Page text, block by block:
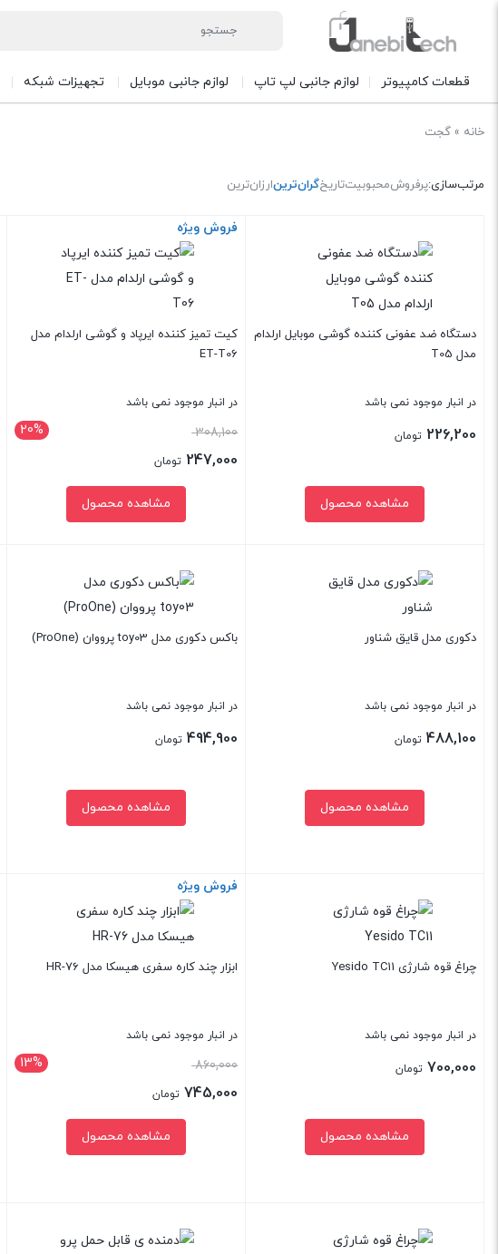
قطعات کامپیوتر لوازم جانبی لپ تاپ لوازم جانبی موبایل تجهیزات شبکه
خانه » گجت
مرتب‌سازی:پرفروشمحبوبیتتاریخگران‌ترینارزان‌ترین
دستگاه ضد عفونی کننده گوشی موبایل ارلدام
مدل T05
در انبار موجود نمی باشد
226,200 تومان
مشاهده محصول
فروش ویژه
کیت تمیز کننده ایرپاد و گوشی ارلدام مدل
ET-T06
در انبار موجود نمی باشد
20% 308,100قیمت
اصلی:
308,100 تومان
247,000 تومان
مشاهده محصول
دکوری مدل قایق شناور
در انبار موجود نمی باشد
488,100 تومان
مشاهده محصول
باکس دکوری مدل toy03 پرووان (ProOne)
در انبار موجود نمی باشد
494,900 تومان
مشاهده محصول
بستن
چراغ قوه شارژی Yesido TC11
در انبار موجود نمی باشد
700,000 تومان
مشاهده محصول
فروش ویژه
ابزار چند کاره سفری هیسکا مدل HR-76
در انبار موجود نمی باشد
13% 860,000قیمت
اصلی:
860,000 تومان
745,000 تومان
مشاهده محصول